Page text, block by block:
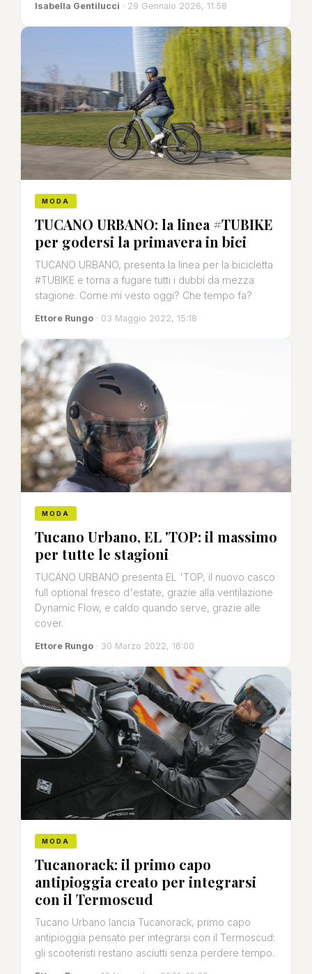
Isabella Gentilucci · 29 Gennaio 2026, 11:58
MODA
TUCANO URBANO: la linea #TUBIKE
per godersi la primavera in bici
TUCANO URBANO, presenta la linea per la bicicletta
#TUBIKE e torna a fugare tutti i dubbi da mezza
stagione. Come mi vesto oggi? Che tempo fa?
Ettore Rungo · 03 Maggio 2022, 15:18
MODA
Tucano Urbano, EL 'TOP: il massimo
per tutte le stagioni
TUCANO URBANO presenta EL 'TOP, il nuovo casco
full optional fresco d'estate, grazie alla ventilazione
Dynamic Flow, e caldo quando serve, grazie alle
cover.
Ettore Rungo · 30 Marzo 2022, 16:00
MODA
Tucanorack: il primo capo
antipioggia creato per integrarsi
con il Termoscud
Tucano Urbano lancia Tucanorack, primo capo
antipioggia pensato per integrarsi con il Termoscud:
gli scooteristi restano asciutti senza perdere tempo.